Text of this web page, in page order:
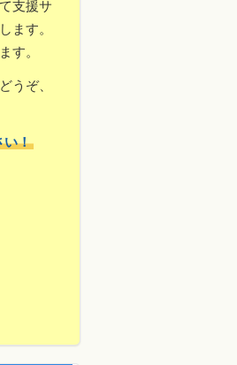
支援サ
ます。
す。
うぞ、
い！